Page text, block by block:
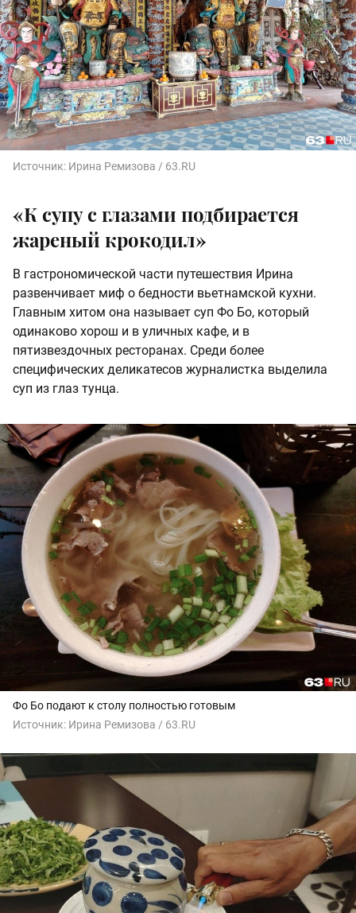
Источник: Ирина Ремизова / 63.RU
«К супу с глазами подбирается
жареный крокодил»
В гастрономической части путешествия Ирина
развенчивает миф о бедности вьетнамской кухни.
Главным хитом она называет суп Фо Бо, который
одинаково хорош и в уличных кафе, и в
пятизвездочных ресторанах. Среди более
специфических деликатесов журналистка выделила
суп из глаз тунца.
Фо Бо подают к столу полностью готовым
Источник: Ирина Ремизова / 63.RU